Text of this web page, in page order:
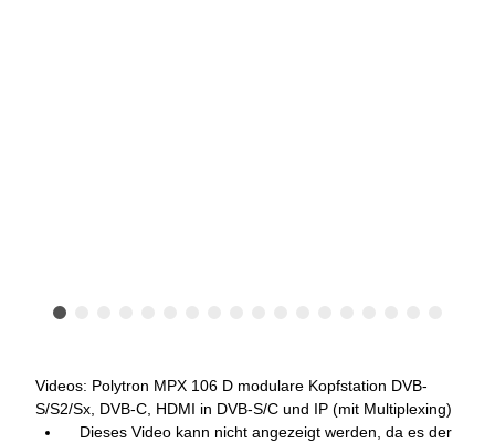
Videos: Polytron MPX 106 D modulare Kopfstation DVB-
S/S2/Sx, DVB-C, HDMI in DVB-S/C und IP (mit Multiplexing)
Dieses Video kann nicht angezeigt werden, da es der